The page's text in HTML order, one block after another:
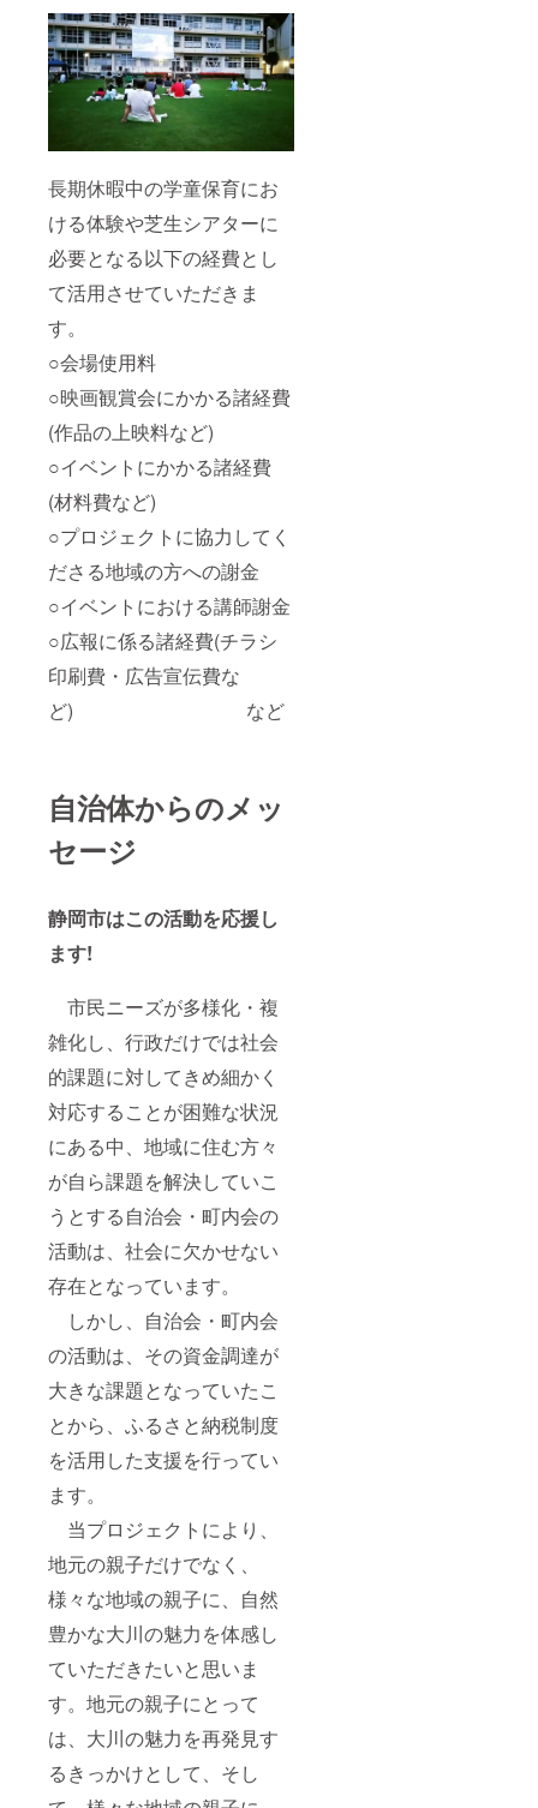
長期休暇中の学童保育にお
ける体験や芝生シアターに
必要となる以下の経費とし
て活用させていただきま
す。
○会場使用料
○映画観賞会にかかる諸経費
(作品の上映料など)
○イベントにかかる諸経費
(材料費など)
○プロジェクトに協力してく
ださる地域の方への謝金
○イベントにおける講師謝金
○広報に係る諸経費(チラシ
印刷費・広告宣伝費な
ど) など
自治体からのメッ
セージ
静岡市はこの活動を応援し
ます!
市民ニーズが多様化・複
雑化し、行政だけでは社会
的課題に対してきめ細かく
対応することが困難な状況
にある中、地域に住む方々
が自ら課題を解決していこ
うとする自治会・町内会の
活動は、社会に欠かせない
存在となっています。
しかし、自治会・町内会
の活動は、その資金調達が
大きな課題となっていたこ
とから、ふるさと納税制度
を活用した支援を行ってい
ます。
当プロジェクトにより、
地元の親子だけでなく、
様々な地域の親子に、自然
豊かな大川の魅力を体感し
ていただきたいと思いま
す。地元の親子にとって
は、大川の魅力を再発見す
るきっかけとして、そし